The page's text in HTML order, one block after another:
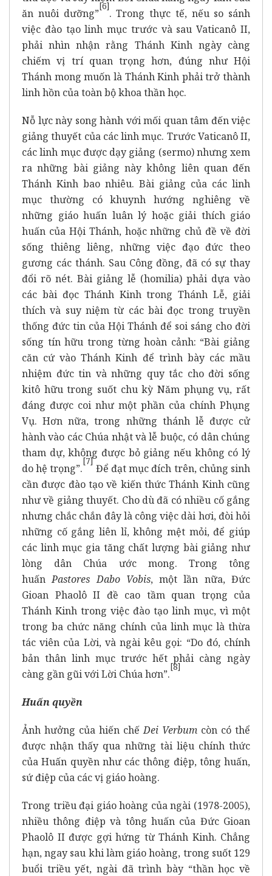
ăn nuôi dưỡng”
[6]
. Trong thực tế, nếu so sánh
việc đào tạo linh mục trước và sau Vaticanô II,
phải nhìn nhận rằng Thánh Kinh ngày càng
chiếm vị trí quan trọng hơn, đúng như Hội
Thánh mong muốn là Thánh Kinh phải trở thành
linh hồn của toàn bộ khoa thần học.
Nỗ lực này song hành với mối quan tâm đến việc
giảng thuyết của các linh mục. Trước Vaticanô II,
các linh mục được dạy giảng (sermo) nhưng xem
ra những bài giảng này không liên quan đến
Thánh Kinh bao nhiêu. Bài giảng của các linh
mục thường có khuynh hướng nghiêng về
những giáo huấn luân lý hoặc giải thích giáo
huấn của Hội Thánh, hoặc những chủ đề về đời
sống thiêng liêng, những việc đạo đức theo
gương các thánh. Sau Công đồng, đã có sự thay
đổi rõ nét. Bài giảng lễ (homilia) phải dựa vào
các bài đọc Thánh Kinh trong Thánh Lễ, giải
thích và suy niệm từ các bài đọc trong truyền
thống đức tin của Hội Thánh để soi sáng cho đời
sống tín hữu trong từng hoàn cảnh: “Bài giảng
căn cứ vào Thánh Kinh để trình bày các mầu
nhiệm đức tin và những quy tắc cho đời sống
kitô hữu trong suốt chu kỳ Năm phụng vụ, rất
đáng được coi như một phần của chính Phụng
Vụ. Hơn nữa, trong những thánh lễ được cử
hành vào các Chúa nhật và lễ buộc, có dân chúng
tham dự, không được bỏ giảng nếu không có lý
do hệ trọng”.
[7]
Để đạt mục đích trên, chủng sinh
cần được đào tạo về kiến thức Thánh Kinh cũng
như về giảng thuyết. Cho dù đã có nhiều cố gắng
nhưng chắc chắn đây là công việc dài hơi, đòi hỏi
những cố gắng liên lỉ, không mệt mỏi, để giúp
các linh mục gia tăng chất lượng bài giảng như
lòng dân Chúa ước mong. Trong tông
huấnPastores Dabo Vobis, một lần nữa, Đức
Gioan Phaolô II đề cao tầm quan trọng của
Thánh Kinh trong việc đào tạo linh mục, vì một
trong ba chức năng chính của linh mục là thừa
tác viên của Lời, và ngài kêu gọi: “Do đó, chính
bản thân linh mục trước hết phải càng ngày
càng gần gũi với Lời Chúa hơn”.
[8]
Huấn quyền
Ảnh hưởng của hiến chếDei Verbum còn có thể
được nhận thấy qua những tài liệu chính thức
của Huấn quyền như các thông điệp, tông huấn,
sứ điệp của các vị giáo hoàng.
Trong triều đại giáo hoàng của ngài (1978-2005),
nhiều thông điệp và tông huấn của Đức Gioan
Phaolô II được gợi hứng từ Thánh Kinh. Chẳng
hạn, ngay sau khi làm giáo hoàng, trong suốt 129
buổi triều yết, ngài đã trình bày “thần học về